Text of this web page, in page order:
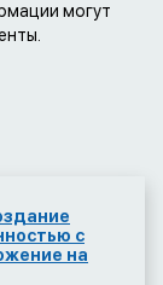
могут
с
на